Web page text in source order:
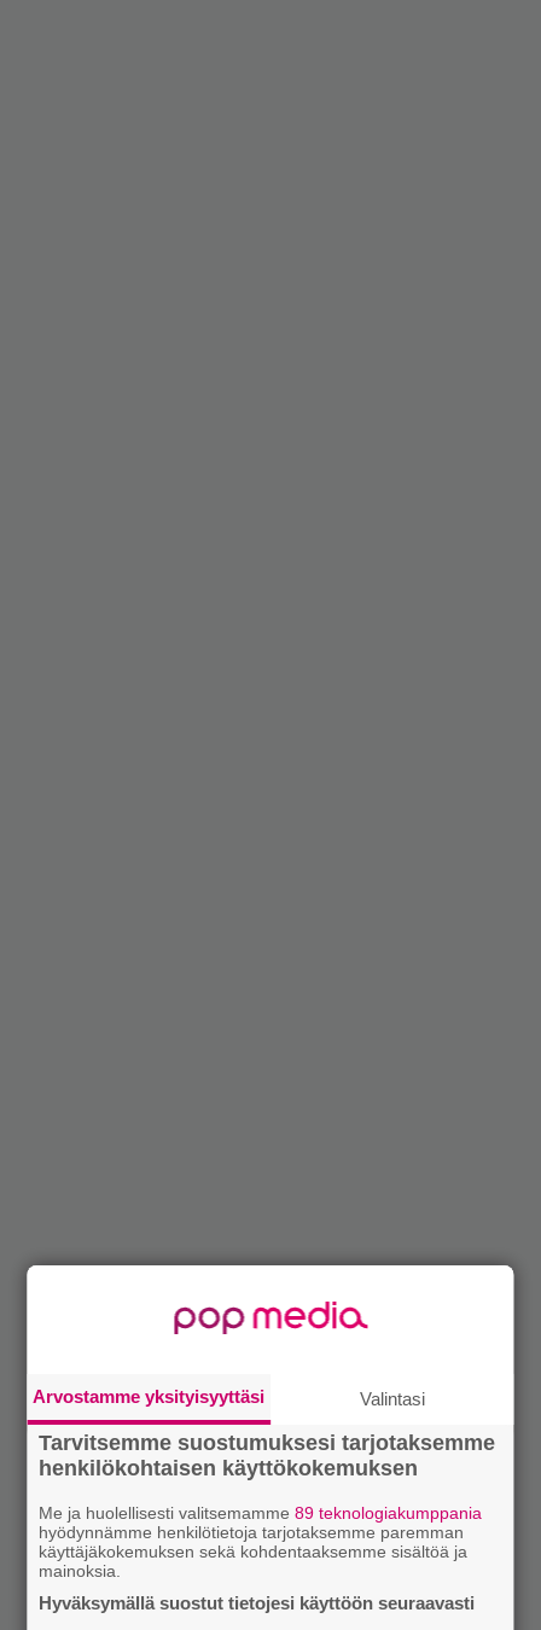
Arvostamme yksityisyyttäsi Valintasi
Tarvitsemme suostumuksesi tarjotaksemme
henkilökohtaisen käyttökokemuksen
Me ja huolellisesti valitsemamme89 teknologiakumppania
hyödynnämme henkilötietoja tarjotaksemme paremman
käyttäjäkokemuksen sekä kohdentaaksemme sisältöä ja
mainoksia.
Hyväksymällä suostut tietojesi käyttöön seuraavasti